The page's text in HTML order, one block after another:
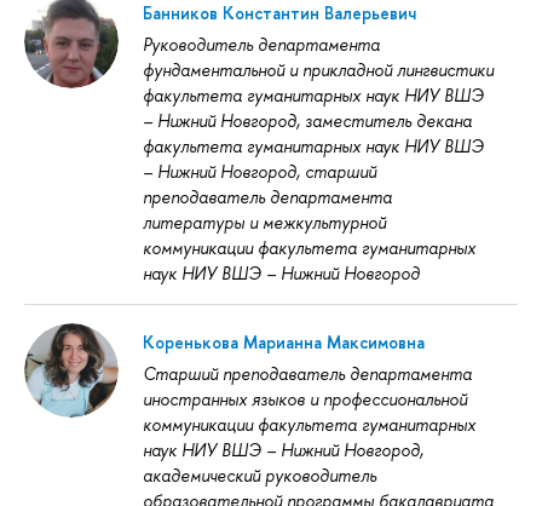
Банников Константин Валерьевич
Руководитель департамента
фундаментальной и прикладной лингвистики
факультета гуманитарных наук НИУ ВШЭ
– Нижний Новгород, заместитель декана
факультета гуманитарных наук НИУ ВШЭ
– Нижний Новгород, старший
преподаватель департамента
литературы и межкультурной
коммуникации факультета гуманитарных
наук НИУ ВШЭ – Нижний Новгород
Коренькова Марианна Максимовна
Старший преподаватель департамента
иностранных языков и профессиональной
коммуникации факультета гуманитарных
наук НИУ ВШЭ – Нижний Новгород,
академический руководитель
образовательной программы бакалавриата